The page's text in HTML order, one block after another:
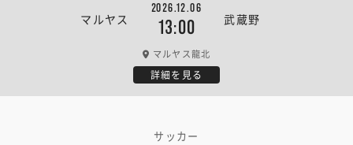
マルヤス
2026.12.06
13:00 武蔵野
マルヤス龍北
詳細を見る
サッカー